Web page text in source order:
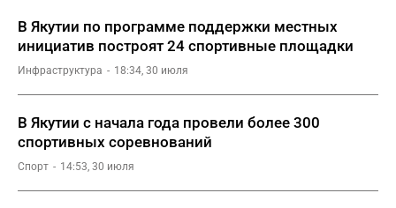
В Якутии по программе поддержки местных
инициатив построят 24 спортивные площадки
Инфраструктура 18:34, 30 июля
В Якутии с начала года провели более 300
спортивных соревнований
Спорт 14:53, 30 июля